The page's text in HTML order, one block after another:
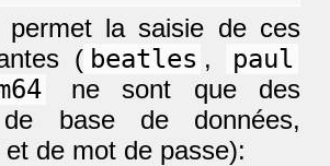
la saisie de ces
( beatles , paul
ne sont que des
de base de données,
de mot de passe):